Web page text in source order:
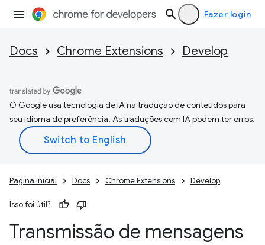
Fazer login
Docs Chrome Extensions Develop
O Google usa tecnologia de IA na tradução de conteúdos para
seu idioma de preferência. As traduções com IA podem ter erros.
Página inicial Docs Chrome Extensions Develop
Isso foi útil?
Transmissão de mensagens